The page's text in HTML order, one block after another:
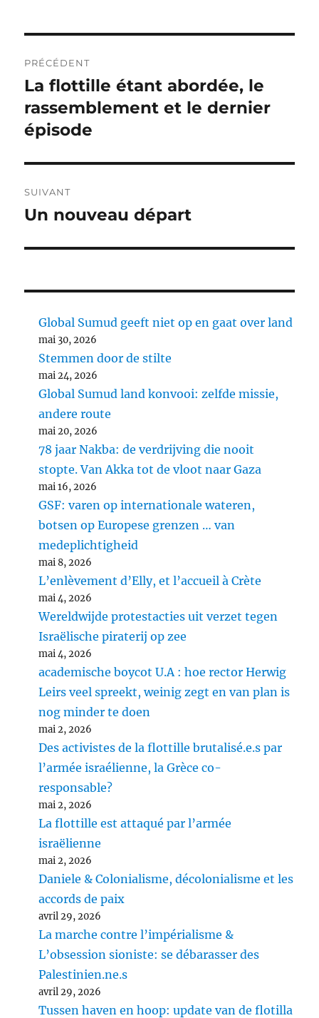
de
l’article
PRÉCÉDENT
Article
précédent :
La flottille étant abordée, le
rassemblement et le dernier
épisode
SUIVANT
Article
Un nouveau départ
Global Sumud geeft niet op en gaat over land
mai 30, 2026
Stemmen door de stilte
mai 24, 2026
Global Sumud land konvooi: zelfde missie,
andere route
mai 20, 2026
78 jaar Nakba: de verdrijving die nooit
stopte. Van Akka tot de vloot naar Gaza
mai 16, 2026
GSF: varen op internationale wateren,
botsen op Europese grenzen … van
medeplichtigheid
mai 8, 2026
L’enlèvement d’Elly, et l’accueil à Crète
mai 4, 2026
Wereldwijde protestacties uit verzet tegen
Israëlische piraterij op zee
mai 4, 2026
academische boycot U.A : hoe rector Herwig
Leirs veel spreekt, weinig zegt en van plan is
nog minder te doen
mai 2, 2026
Des activistes de la flottille brutalisé.e.s par
l’armée israélienne, la Grèce co-
responsable?
mai 2, 2026
La flottille est attaqué par l’armée
israëlienne
mai 2, 2026
Daniele & Colonialisme, décolonialisme et les
accords de paix
avril 29, 2026
La marche contre l’impérialisme &
L’obsession sioniste: se débarasser des
Palestinien.ne.s
avril 29, 2026
Tussen haven en hoop: update van de flotilla